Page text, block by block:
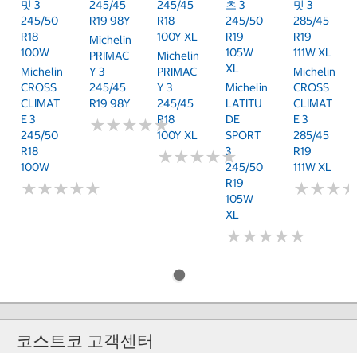
밋 3
245/50
R18
100W
Michelin
CROSS
CLIMAT
E 3
245/50
R18
100W
★★★★★
★★★★★
245/45
R19 98Y
Michelin
PRIMAC
Y 3
245/45
R19 98Y
★★★★★
★★★★★
245/45
R18
100Y XL
Michelin
PRIMAC
Y 3
245/45
R18
100Y XL
★★★★★
★★★★★
츠 3
245/50
R19
105W
XL
Michelin
LATITU
DE
SPORT
3
245/50
R19
105W
XL
★★★★★
★★★★★
밋 3
285/45
R19
111W XL
Michelin
CROSS
CLIMAT
E 3
285/45
R19
111W XL
★★★
★★★
코스트코 고객센터